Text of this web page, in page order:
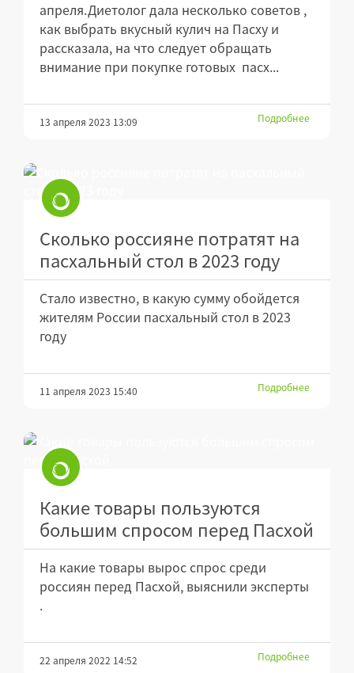
апреля.Диетолог дала несколько советов ,
как выбрать вкусный кулич на Пасху и
рассказала, на что следует обращать
внимание при покупке готовых пасх...
13 апреля 2023 13:09 Подробнее
Сколько россияне потратят на
пасхальный стол в 2023 году
Стало известно, в какую сумму обойдется
жителям России пасхальный стол в 2023
году
11 апреля 2023 15:40 Подробнее
Какие товары пользуются
большим спросом перед Пасхой
На какие товары вырос спрос среди
россиян перед Пасхой, выяснили эксперты
.
22 апреля 2022 14:52 Подробнее